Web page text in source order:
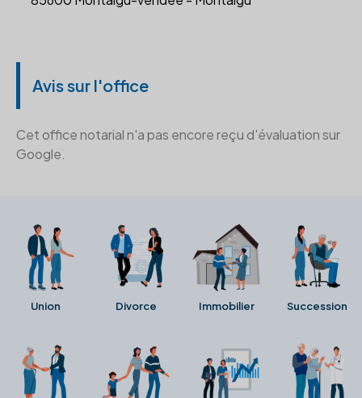
Avis sur l'office
Cet office notarial n'a pas encore reçu d'évaluation sur
Google.
Union Divorce Immobilier Succession